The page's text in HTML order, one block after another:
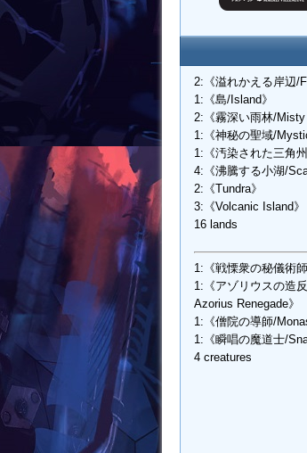
2:《溢れかえる岸辺/
1:《島/Island》
2:《霧深い雨林/Misty
1:《神秘の聖域/
1:《汚染された三角
4:《沸騰する小湖/
2:《Tundra》
3:《Volcanic Island》
16 lands
1:《戦慄衆の秘儀術
1:《アゾリウスの造
Azorius Renegade》
1:《僧院の導師/
1:《瞬唱の魔道士/
4 creatures